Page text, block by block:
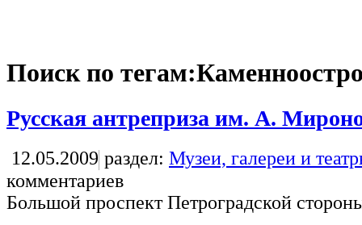
Поиск по
Русская антреприза им. А.
12.05.2009 раздел: Музеи, галереи и
комментариев
Большой проспект Петроградской